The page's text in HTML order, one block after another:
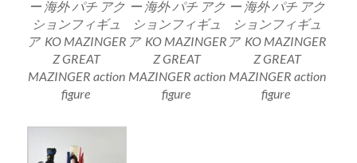
ー 海外 パチ アク
ションフィギュ
ア KO MAZINGER
Z GREAT
MAZINGER action
figure
ー 海外 パチ アク
ションフィギュ
ア KO MAZINGER
Z GREAT
MAZINGER action
figure
ー 海外 パチ アク
ションフィギュ
ア KO MAZINGER
Z GREAT
MAZINGER action
figure